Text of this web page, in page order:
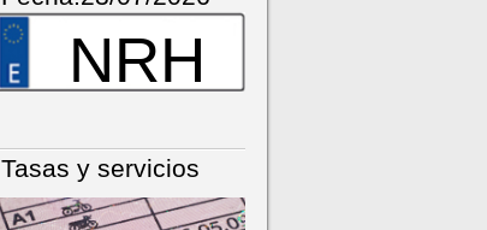
NRH
Tasas y servicios